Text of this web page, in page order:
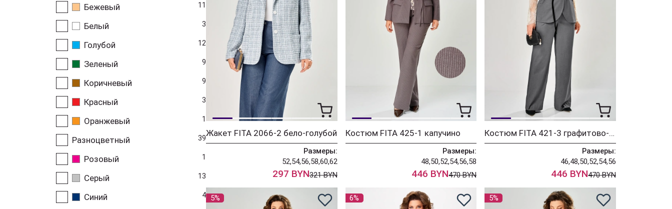
Бежевый 11
Белый 3
Голубой 12
Зеленый 9
Коричневый 9
Красный 3
Оранжевый 1
Разноцветный 39
Розовый 1
Серый 13
Синий 4
Жакет FITA 2066-2 бело-голубой
Размеры:
52,54,56,58,60,62
297 BYN321 BYN
Костюм FITA 425-1 капучино
Размеры:
48,50,52,54,56,58
446 BYN470 BYN
Костюм FITA 421-3 графитово-бежевый
Размеры:
46,48,50,52,54,56
446 BYN470 BYN
5% 6% 5%